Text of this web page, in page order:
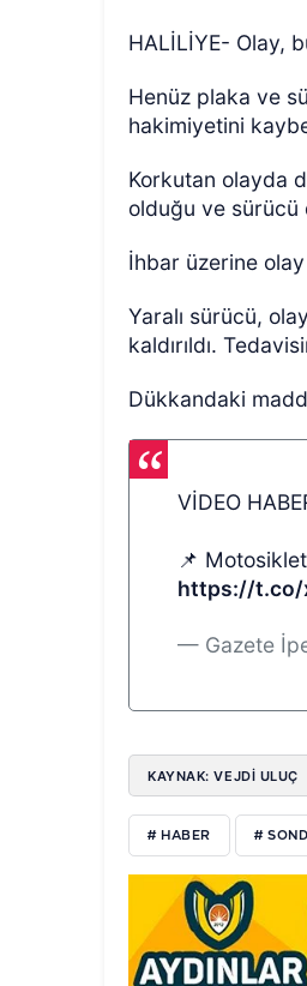
HALİLİYE- Olay,
Henüz plaka ve
hakimiyetini
Korkutan olayda
olduğu ve sürücü
İhbar üzerine
Yaralı sürücü,
kaldırıldı.
Dükkandaki
VİDEO
📌
https://t.co/
— Gazete
KAYNAK: VEJDI ULUÇ
# HABER #